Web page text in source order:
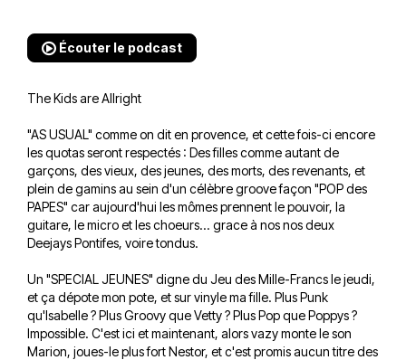
Écouter le podcast
The Kids are Allright
"AS USUAL" comme on dit en provence, et cette fois-ci encore
les quotas seront respectés : Des filles comme autant de
garçons, des vieux, des jeunes, des morts, des revenants, et
plein de gamins au sein d'un célèbre groove façon "POP des
PAPES" car aujourd'hui les mômes prennent le pouvoir, la
guitare, le micro et les choeurs... grace à nos nos deux
Deejays Pontifes, voire tondus.
Un "SPECIAL JEUNES" digne du Jeu des Mille-Francs le jeudi,
et ça dépote mon pote, et sur vinyle ma fille. Plus Punk
qu'Isabelle ? Plus Groovy que Vetty ? Plus Pop que Poppys ?
Impossible. C'est ici et maintenant, alors vazy monte le son
Marion, joues-le plus fort Nestor, et c'est promis aucun titre des